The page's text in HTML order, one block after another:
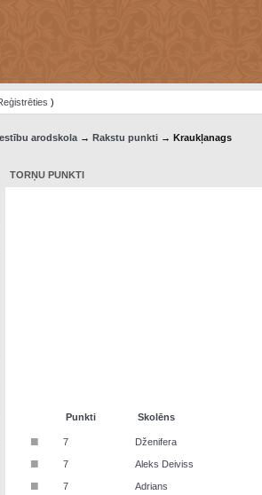
)
arodskola→ Rakstu punkti→ Kraukļanags
TORŅU PUNKTI
Punkti Skolēns
■ 7 Dženifera
■ 7 Aleks Deiviss
■ 7 Adrians